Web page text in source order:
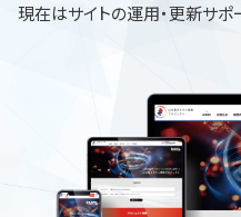
現在はサイトの運用・更新サポ